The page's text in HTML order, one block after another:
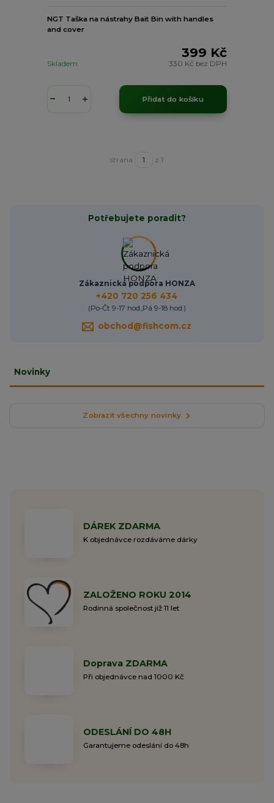
NGT Taška na nástrahy Bait Bin with handles
and cover
399 Kč
330 Kč bez DPH
Skladem
Přidat do košíku
strana z 1
Potřebujete poradit?
Zákaznická podpora HONZA
+420 720 256 434
(Po-Čt 9-17 hod.,Pá 9-18 hod.)
obchod@fishcom.cz
Novinky
Zobrazit všechny novinky
DÁREK ZDARMA
K objednávce rozdáváme dárky
ZALOŽENO ROKU 2014
Rodinná společnost již 11 let
Doprava ZDARMA
Při objednávce nad 1000 Kč
ODESLÁNÍ DO 48H
Garantujeme odeslání do 48h